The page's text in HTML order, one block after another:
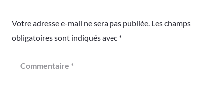
Votre adresse e-mail ne sera pas publiée. Les champs
obligatoires sont indiqués avec *